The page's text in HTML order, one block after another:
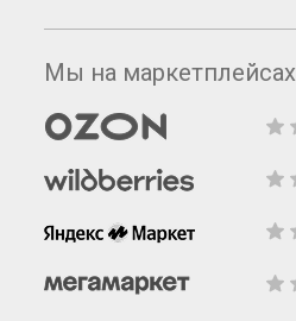
Мы на маркетплейсах